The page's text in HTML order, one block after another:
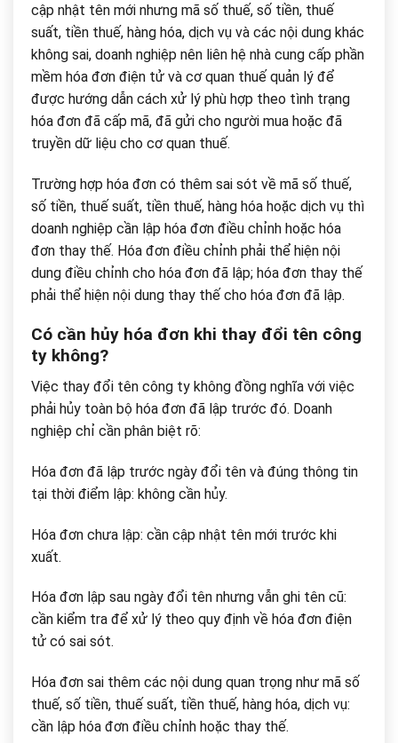
cập nhật tên mới nhưng mã số thuế, số tiền, thuế
suất, tiền thuế, hàng hóa, dịch vụ và các nội dung khác
không sai, doanh nghiệp nên liên hệ nhà cung cấp phần
mềm hóa đơn điện tử và cơ quan thuế quản lý để
được hướng dẫn cách xử lý phù hợp theo tình trạng
hóa đơn đã cấp mã, đã gửi cho người mua hoặc đã
truyền dữ liệu cho cơ quan thuế.
Trường hợp hóa đơn có thêm sai sót về mã số thuế,
số tiền, thuế suất, tiền thuế, hàng hóa hoặc dịch vụ thì
doanh nghiệp cần lập hóa đơn điều chỉnh hoặc hóa
đơn thay thế. Hóa đơn điều chỉnh phải thể hiện nội
dung điều chỉnh cho hóa đơn đã lập; hóa đơn thay thế
phải thể hiện nội dung thay thế cho hóa đơn đã lập.
Có cần hủy hóa đơn khi thay đổi tên công
ty không?
Việc thay đổi tên công ty không đồng nghĩa với việc
phải hủy toàn bộ hóa đơn đã lập trước đó. Doanh
nghiệp chỉ cần phân biệt rõ:
Hóa đơn đã lập trước ngày đổi tên và đúng thông tin
tại thời điểm lập: không cần hủy.
Hóa đơn chưa lập: cần cập nhật tên mới trước khi
xuất.
Hóa đơn lập sau ngày đổi tên nhưng vẫn ghi tên cũ:
cần kiểm tra để xử lý theo quy định về hóa đơn điện
tử có sai sót.
Hóa đơn sai thêm các nội dung quan trọng như mã số
thuế, số tiền, thuế suất, tiền thuế, hàng hóa, dịch vụ:
cần lập hóa đơn điều chỉnh hoặc thay thế.